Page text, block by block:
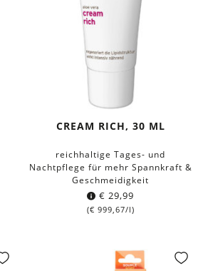
CREAM RICH, 30 ML
reichhaltige Tages- und
Nachtpflege für mehr Spannkraft &
Geschmeidigkeit
€ 29,99
(€ 999,67/l)